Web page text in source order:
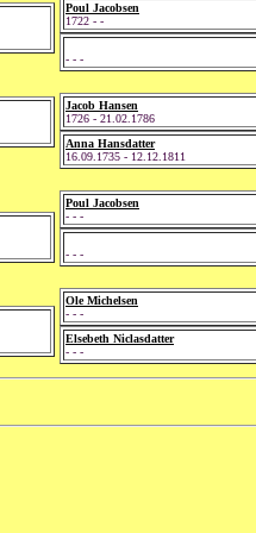
Poul Jacobsen
1722 - -
- - -
Jacob Hansen
1726 - 21.02.1786
Anna Hansdatter
16.09.1735 - 12.12.1811
Poul Jacobsen
- - -
- - -
Ole Michelsen
- - -
Elsebeth Niclasdatter
- - -